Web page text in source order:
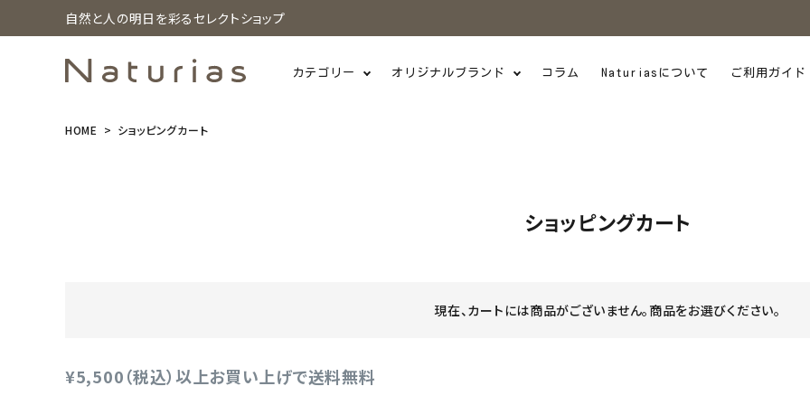
自然と人の明日を彩るセレクトショップ
カテゴリー オリジナルブランド コラム Naturiasについて ご利用ガイド
衛生用品
HOME ショッピングカート
ショッピングカート
現在、カートには商品がございません。商品をお選びください。
¥5,500（税込）以上お買い上げで送料無料